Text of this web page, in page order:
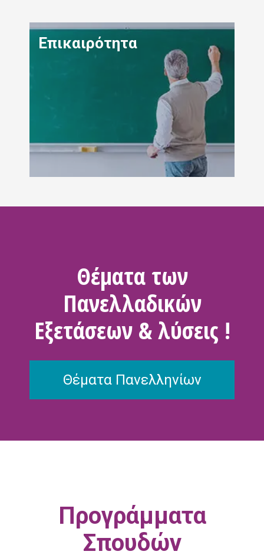
Επικαιρότητα
Θέματα των
Πανελλαδικών
Εξετάσεων & λύσεις !
Θέματα Πανελληνίων
Προγράμματα
Σπουδών